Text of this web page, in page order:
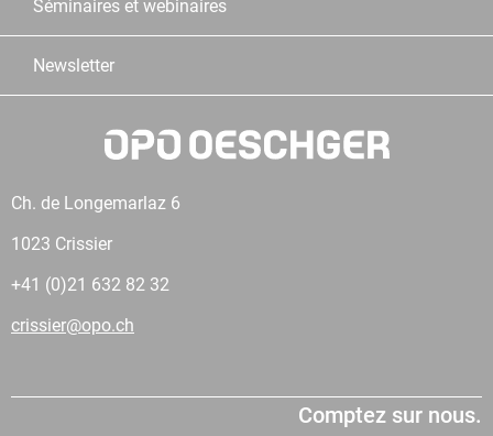
Séminaires et webinaires
Newsletter
Ch. de Longemarlaz 6
1023 Crissier
+41 (0)21 632 82 32
crissier@opo.ch
Comptez sur nous.